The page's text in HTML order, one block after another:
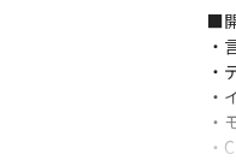
■
・
・
・
・
・